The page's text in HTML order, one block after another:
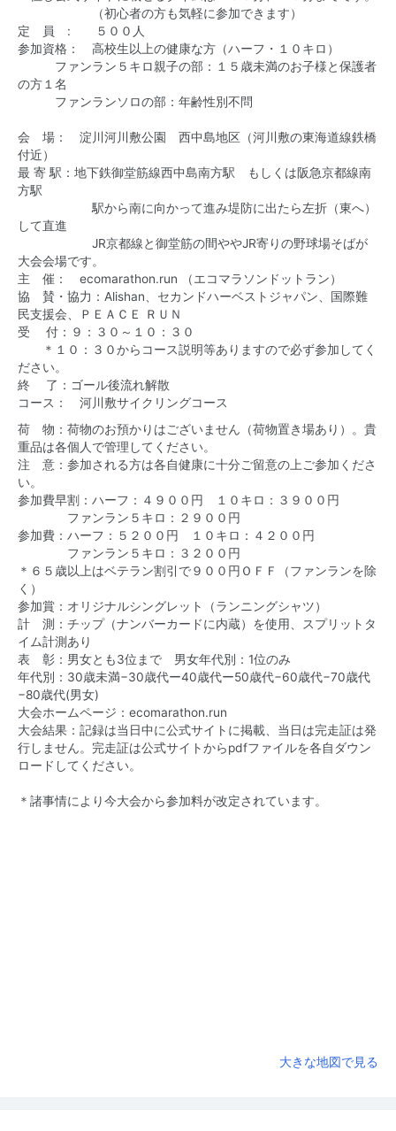
（初心者の方も気軽に参加できます）
定 員 : ５００人
参加資格： 高校生以上の健康な方（ハーフ・１０キロ）
ファンラン５キロ親子の部：１５歳未満のお子様と保護者
の方１名
ファンランソロの部：年齢性別不問
会 場： 淀川河川敷公園 西中島地区（河川敷の東海道線鉄橋
付近）
最 寄 駅：地下鉄御堂筋線西中島南方駅 もしくは阪急京都線南
方駅
駅から南に向かって進み堤防に出たら左折（東へ）
して直進
JR京都線と御堂筋の間ややJR寄りの野球場そばが
大会会場です。
主 催： ecomarathon.run （エコマラソンドットラン）
協 賛・協力：Alishan、セカンドハーベストジャパン、国際難
民支援会、ＰＥＡＣＥ ＲＵＮ
受 付：９：３０～１０：３０
＊１０：３０からコース説明等ありますので必ず参加してく
ださい。
終 了：ゴール後流れ解散
コース： 河川敷サイクリングコース
荷 物：荷物のお預かりはございません（荷物置き場あり）。貴
重品は各個人で管理してください。
注 意：参加される方は各自健康に十分ご留意の上ご参加くださ
い。
参加費早割：ハーフ：４９００円 １０キロ：３９００円
ファンラン５キロ：２９００円
参加費：ハーフ：５２００円 １０キロ：４２００円
ファンラン５キロ：３２００円
＊６５歳以上はベテラン割引で９００円ＯＦＦ（ファンランを除
く）
参加賞：オリジナルシングレット（ランニングシャツ）
​計 測：チップ（ナンバーカードに内蔵）を使用、スプリットタ
イム計測あり
表 彰：男女とも3位まで 男女年代別：1位のみ
年代別：30歳未満−30歳代ー40歳代ー50歳代−60歳代−70歳代
−80歳代(男女)
大会ホームページ：ecomarathon.run
大会結果：記録は当日中に公式サイトに掲載、当日は完走証は発
行しません。完走証は公式サイトからpdfファイルを各自ダウン
ロードしてください。
＊諸事情により今大会から参加料が改定されています。
大きな地図で見る